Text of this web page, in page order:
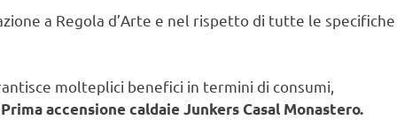
a Regola d’Arte e nel rispetto di tutte le specifiche
molteplici benefici in termini di consumi,
Prima accensione caldaie Junkers Casal Monastero.